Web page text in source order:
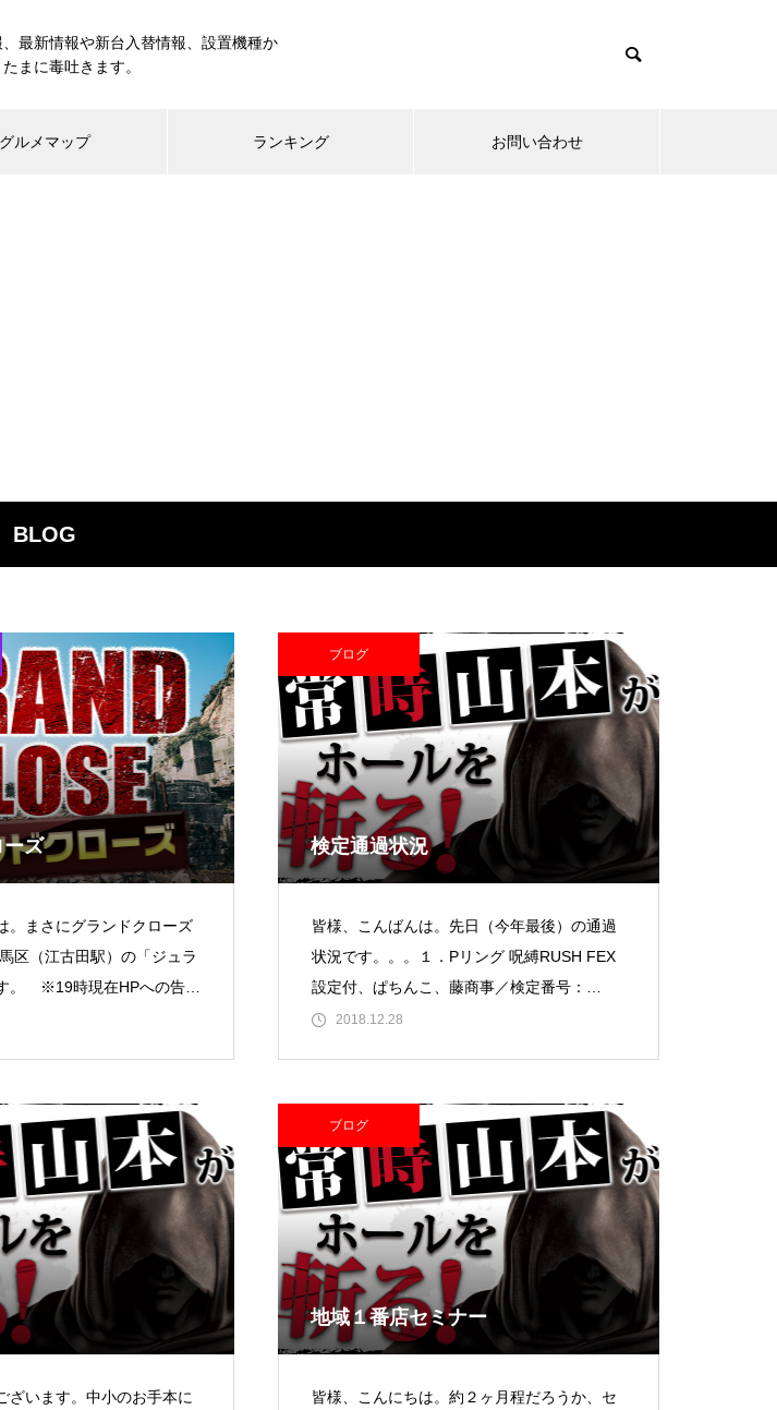
最新情報や新台入替情報、設置機種か
まに毒吐きます。
グルメマップ ランキング お問い合わせ
気代高騰への対策 超獣スペック！？
新海物語 S新鬼武者
民事再生申請 検定通過状況
パンドラ横須賀店様 ゴールデンセンター様
BLOG
ーズ
。まさにグランドクローズ
区（江古田駅）の「ジュラ
。 ※19時現在HPへの告知
ブログ
検定通過状況
皆様、こんばんは。先日（今年最後）の通過
状況です。。。１．Pリング 呪縛RUSH FEX
設定付、ぱちんこ、藤商事／検定番号：
8P0927２．Pドラムゴルゴ13sY、ぱ
2018.12.28
ざいます。中小のお手本に
ブログ
地域１番店セミナー
皆様、こんにちは。約２ヶ月程だろうか、セ